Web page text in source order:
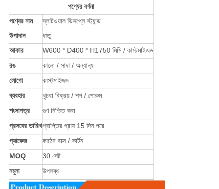
পণ্যের বর্ণনা
পণ্যের নাম
স্লাটওয়াল ডিসপ্লে স্ট্যান্ড
উপাদান
ধাতু
আকার
W600 * D400 * H1750 মিমি / কাস্টমাইজড
রঙ
কালো / সাদা / অন্যান্য
লোগো
কাস্টমাইজড
ব্যবহার
খুচরা বিক্রয় / শপ / শোরুম
শংসাপত্র
গুণ নিশ্চিত করা
প্রসবের তারিখপ্রাপ্তির প্রায় 15 দিন পরে
প্যাকেজ
কাঠের বাক্স / কার্টন
MOQ
30 সেট
নমুনা
উপলব্ধ